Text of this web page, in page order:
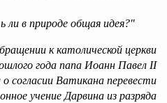
в природе общая идея?"
к католической церкви
года папа Иоанн Павел II
о согласии Ватикана перевести
учение Дарвина из разряда